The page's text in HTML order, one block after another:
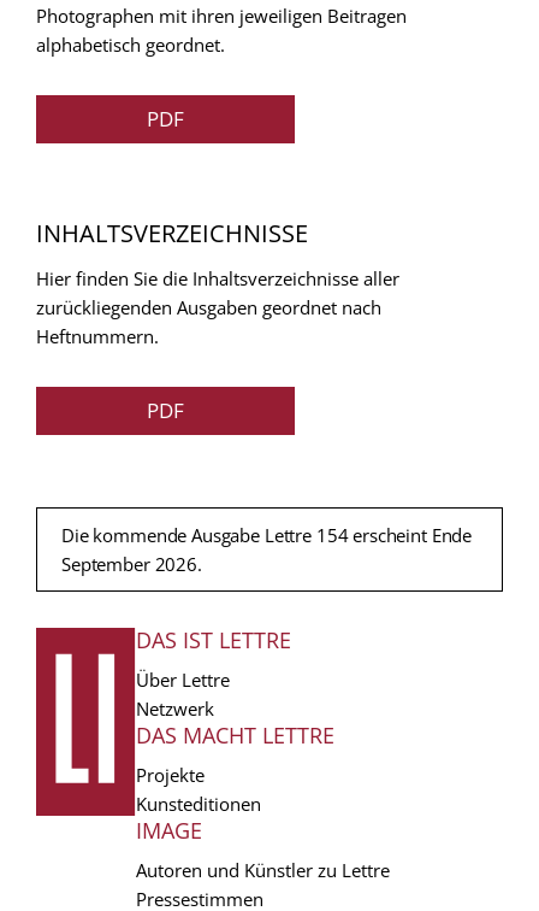
Photographen mit ihren jeweiligen Beitragen
alphabetisch geordnet.
PDF
INHALTSVERZEICHNISSE
Hier finden Sie die Inhaltsverzeichnisse aller
zurückliegenden Ausgaben geordnet nach
Heftnummern.
PDF
Die kommende Ausgabe Lettre 154 erscheint Ende
September 2026.
FUSSZEILE
DAS IST LETTRE
Über Lettre
Netzwerk
DAS MACHT LETTRE
Projekte
Kunsteditionen
IMAGE
Autoren und Künstler zu Lettre
Pressestimmen